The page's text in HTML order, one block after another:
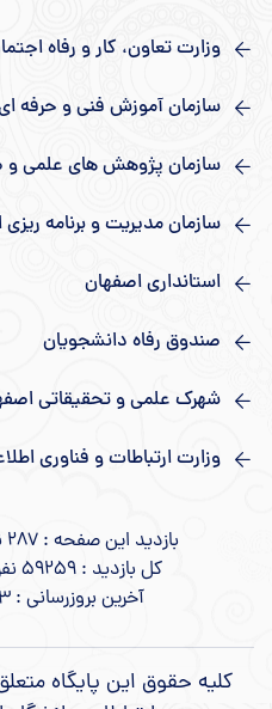
وزارت تعاون، کار و رفاه
سازمان آموزش فنی و حرفه
سازمان پژوهش های علمی و
سازمان مدیریت و برنامه
استانداری اصفهان
صندوق رفاه دانشجویان
شهرک علمی و تحقیقاتی
وزارت ارتباطات و فناوری
بازدید این صفحه : 287 نفر
کل بازدید : 59259 نفر
آخرین بروزرسانی : 1405/05/03 13:16
کلیه حقوق این پایگاه